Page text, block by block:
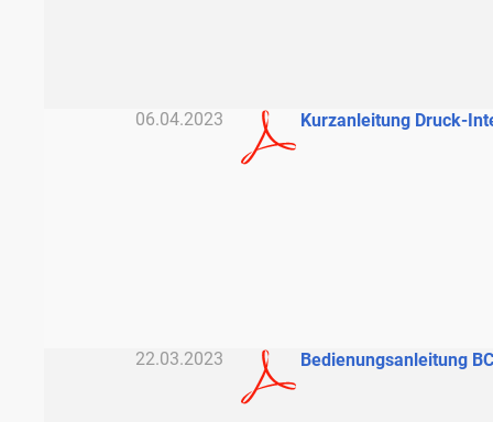
06.04.2023 Kurzanleitung Druck-
22.03.2023 Bedienungsanleitung